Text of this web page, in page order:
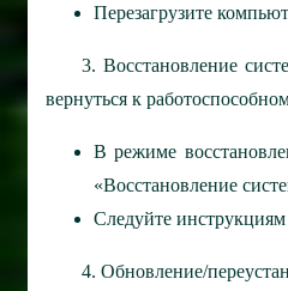
Перезагрузите
3. Восстановление
вернуться к
В режиме
«Восстановление
Следуйте инструкциям
4. Обновление/